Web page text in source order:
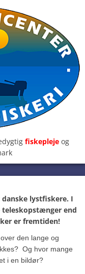
fiskepleje og
lystfiskere. I
end
er fremtiden!
den lange og
Og hvor mange
i en bildør?